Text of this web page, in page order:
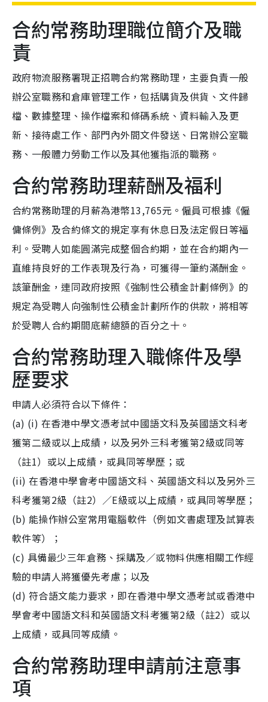
合約常務助理職位簡介及職
責
政府物流服務署現正招聘合約常務助理，主要負責一般
辦公室職務和倉庫管理工作，包括購貨及供貨、文件歸
檔、數據整理、操作檔案和條碼系統、資料輸入及更
新、接待處工作、部門內外間文件發送、日常辦公室職
務、一般體力勞動工作以及其他獲指派的職務。
合約常務助理薪酬及福利
合約常務助理的月薪為港幣13,765元。僱員可根據《僱
傭條例》及合約條文的規定享有休息日及法定假日等福
利。受聘人如能圓滿完成整個合約期，並在合約期內一
直維持良好的工作表現及行為，可獲得一筆約滿酬金。
該筆酬金，連同政府按照《強制性公積金計劃條例》的
規定為受聘人向強制性公積金計劃所作的供款，將相等
於受聘人合約期間底薪總額的百分之十。
合約常務助理入職條件及學
歷要求
申請人必須符合以下條件：
(a) (i) 在香港中學文憑考試中國語文科及英國語文科考
獲第二級或以上成績，以及另外三科考獲第2級或同等
（註1）或以上成績，或具同等學歷；或
(ii) 在香港中學會考中國語文科、英國語文科以及另外三
科考獲第2級（註2）／E級或以上成績，或具同等學歷；
(b) 能操作辦公室常用電腦軟件（例如文書處理及試算表
軟件等）；
(c) 具備最少三年倉務、採購及／或物料供應相關工作經
驗的申請人將獲優先考慮；以及
(d) 符合語文能力要求，即在香港中學文憑考試或香港中
學會考中國語文科和英國語文科考獲第2級（註2）或以
上成績，或具同等成績。
合約常務助理申請前注意事
項